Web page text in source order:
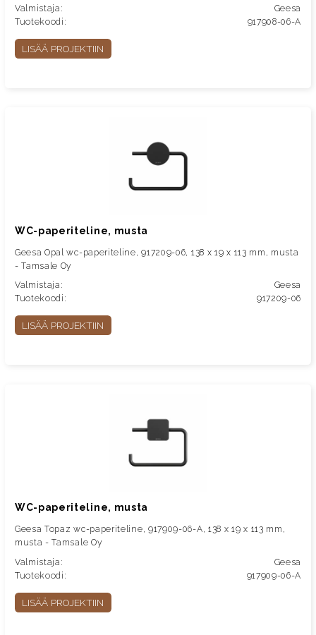
Valmistaja:
Geesa
Tuotekoodi:
917908-06-A
LISÄÄ PROJEKTIIN
WC-paperiteline, musta
Geesa Opal wc-paperiteline, 917209-06, 138 x 19 x 113 mm, musta
- Tamsale Oy
Valmistaja:
Geesa
Tuotekoodi:
917209-06
LISÄÄ PROJEKTIIN
WC-paperiteline, musta
Geesa Topaz wc-paperiteline, 917909-06-A, 138 x 19 x 113 mm,
musta - Tamsale Oy
Valmistaja:
Geesa
Tuotekoodi:
917909-06-A
LISÄÄ PROJEKTIIN